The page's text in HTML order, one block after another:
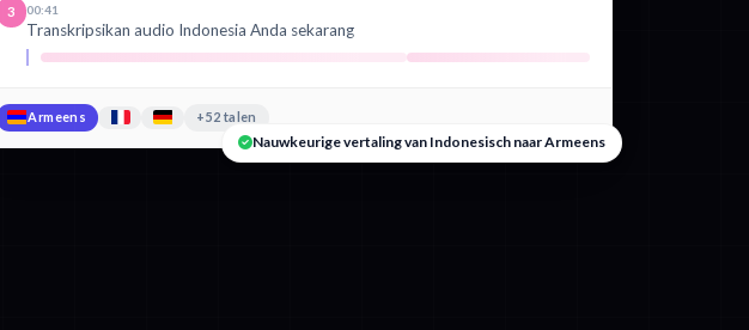
3 00:41
Transkripsikan audio Indonesia Anda sekarang
Armeens +52 talen
Nauwkeurige vertaling van Indonesisch naar Armeens